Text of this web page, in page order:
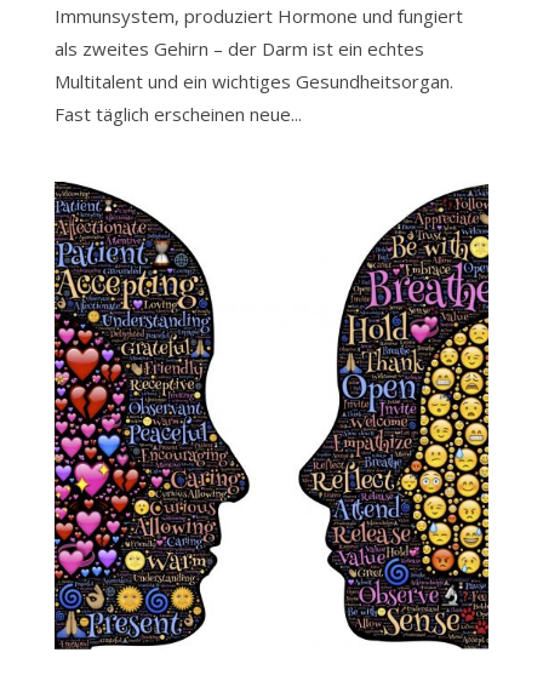
Immunsystem, produziert Hormone und fungiert
als zweites Gehirn – der Darm ist ein echtes
Multitalent und ein wichtiges Gesundheitsorgan.
Fast täglich erscheinen neue...